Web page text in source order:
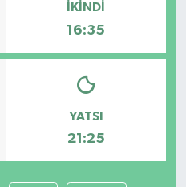
İKINDI
16:35
YATSI
21:25